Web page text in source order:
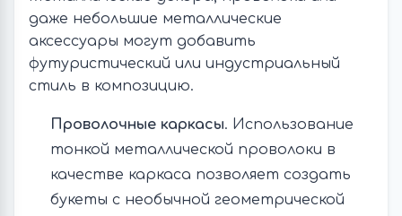
даже небольшие металлические
аксессуары могут добавить
футуристический или индустриальный
стиль в композицию.
Проволочные каркасы. Использование
тонкой металлической проволоки в
качестве каркаса позволяет создать
букеты с необычной геометрической